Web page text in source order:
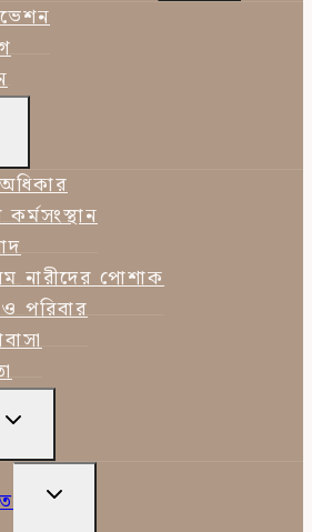
কর্মসংস্থান
নারীদের পোশাক
পরিবার
TOGGLE
MENU
TOGGLE